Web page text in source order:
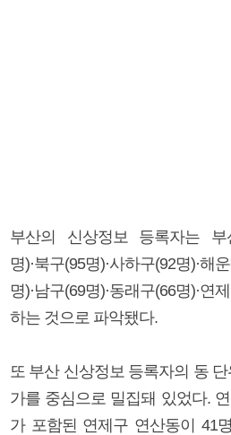
부산의 신상정보 등록자는 부
명)·북구(95명)·사하구(92명)·해
명)·남구(69명)·동래구(66명)·연
하는 것으로 파악됐다.
또 부산 신상정보 등록자의 동
가를 중심으로 밀집돼 있었다.
가 포함된 연제구 연산동이 41